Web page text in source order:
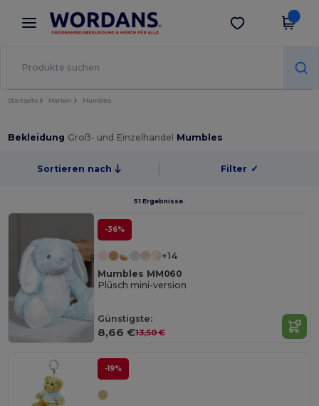
× Wordans App
Bessere Preise in der App!
App holen
Startseite Marken Mumbles
Bekleidung Groß- und Einzelhandel Mumbles
Sortieren nach Filter ✓
51 Ergebnisse.
-36%
+14
Mumbles MM060
Plüsch mini-version
Günstigste:
8,66 €13,50 €
-19%